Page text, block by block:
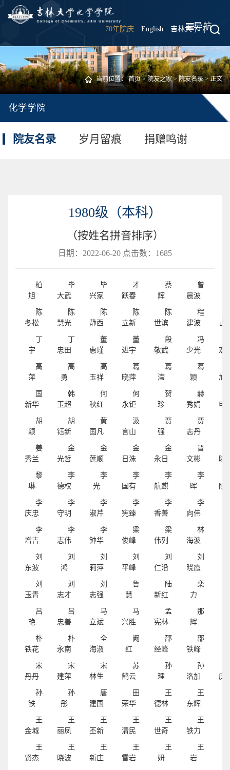
70年院庆 English 吉林大学 |
导航
当前位置：首页>院友之家>院友名录> 正文
化学学院
院友名录 岁月留痕 捐赠鸣谢
1980级（本科）
（按姓名拼音排序）
日期：2022-06-20 点击数： 1685
柏
旭
毕
大武
毕
兴家
才
跃春
蔡
辉
曾
晨波
陈
冬松
陈
慧光
陈
静西
陈
立新
陈
世滨
程
建波
占
丁
宇
丁
忠田
董
惠瑾
董
进宇
段
敬武
冯
少光
宏
高
萍
高
勇
高
玉祥
葛
晓萍
葛
滢
葛
颖
旭
国
新华
韩
玉超
何
秋红
何
永钜
贺
珍
赫
秀娟
申
胡
颖
胡
钰新
黄
国凡
汲
言山
贾
强
贾
志丹
姜
秀兰
金
光哲
金
莲顺
金
日洙
金
永日
晋
文彬
晓
黎
琳
李
德权
李
光
李
国有
李
航麒
李
晖
阶
李
庆忠
李
守明
李
淑芹
李
宪臻
李
香善
李
向伟
李
增吉
李
志伟
李
钟华
梁
俊峰
梁
伟列
林
海波
刘
东波
刘
鸿
刘
莉萍
刘
平峰
刘
仁沿
刘
晓霞
刘
玉青
刘
志才
刘
志强
鲁
慧
陆
新红
栾
力
吕
艳
吕
忠善
马
立斌
马
兴胜
孟
宪林
那
辉
朴
铁花
朴
永南
全
海淑
阙
红
邵
经峰
邵
铁峰
宋
丹丹
宋
建萍
宋
林生
苏
鹤云
孙
理
孙
洛加
庆
孙
铁
孙
彤
唐
建国
田
荣华
王
德林
王
东辉
王
金城
王
丽凤
王
丕新
王
清民
王
世奇
王
铁力
王
贤杰
王
晓波
王
新庄
王
雪岩
王
妍
王
岩